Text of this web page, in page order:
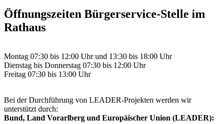
Öffnungszeiten Bürgerservice-Stelle im
Rathaus
Montag 07:30 bis 12:00 Uhr und 13:30 bis 18:00 Uhr
Dienstag bis Donnerstag 07:30 bis 12:00 Uhr
Freitag 07:30 bis 13:00 Uhr
Bei der Durchführung von LEADER-Projekten werden wir
unterstützt durch:
Bund, Land Vorarlberg und Europäischer Union (LEADER):